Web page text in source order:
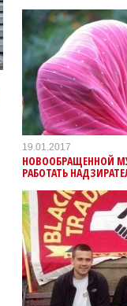
19.01.2017
НОВООБРАЩЕННОЙ
РАБОТАТЬ